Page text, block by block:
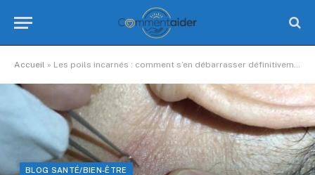
Accueil » Les poils incarnés : comment s’en débarrasser définitivement ?
BLOG SANTÉ/BIEN-ÊTRE